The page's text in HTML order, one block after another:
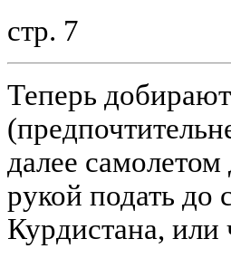
стр. 7
Теперь
далее
рукой подать до
Курдистана, или